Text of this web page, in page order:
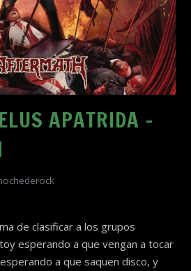
APATRIDA –
de clasificar a los grupos
esperando a que vengan a tocar
a que saquen disco, y